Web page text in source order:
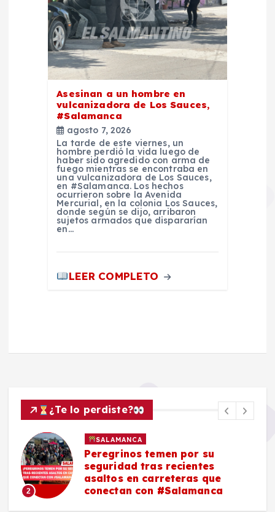
Asesinan a un hombre en
vulcanizadora de Los Sauces,
#Salamanca
agosto 7, 2026
La tarde de este viernes, un
hombre perdió la vida luego de
haber sido agredido con arma de
fuego mientras se encontraba en
una vulcanizadora de Los Sauces,
en #Salamanca. Los hechos
ocurrieron sobre la Avenida
Mercurial, en la colonia Los Sauces,
donde según se dijo, arribaron
sujetos armados que dispararían
en…
LEER COMPLETO
¿Te lo perdiste?
2
SALAMANCA
Peregrinos temen por su
seguridad tras recientes
asaltos en carreteras que
conectan con #Salamanca